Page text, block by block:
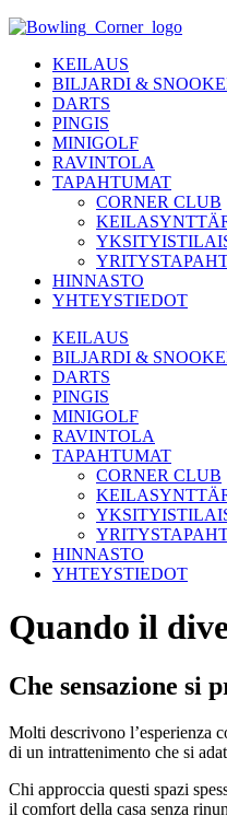
KEILAUS
BILJARDI &
DARTS
PINGIS
MINIGOLF
RAVINTOLA
TAPAHTUMAT
CORNER CLUB
HINNASTO
YHTEYSTIEDOT
KEILAUS
BILJARDI &
DARTS
PINGIS
MINIGOLF
RAVINTOLA
TAPAHTUMAT
CORNER CLUB
HINNASTO
YHTEYSTIEDOT
Quando il
Che sensazione si
Molti descrivono l’esperienza
di un intrattenimento che si
Chi approccia questi spazi
il comfort della casa senza